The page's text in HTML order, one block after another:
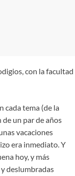
con la facultad
cada tema (de la
un par de años
vacaciones
era inmediato. Y
hoy, y más
deslumbradas